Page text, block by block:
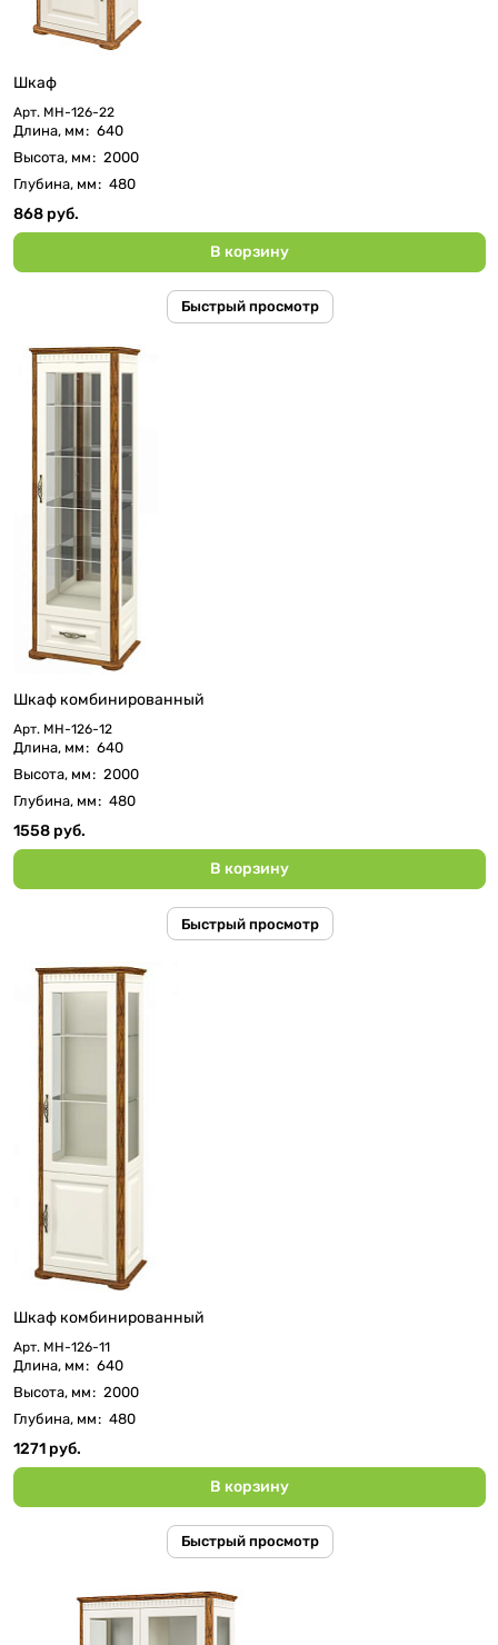
Шкаф
Арт. МН-126-22
Длина, мм: 640
Высота, мм: 2000
Глубина, мм: 480
868 руб.
В корзину
Быстрый просмотр
Шкаф комбинированный
Арт. МН-126-12
Длина, мм: 640
Высота, мм: 2000
Глубина, мм: 480
1558 руб.
В корзину
Быстрый просмотр
Шкаф комбинированный
Арт. МН-126-11
Длина, мм: 640
Высота, мм: 2000
Глубина, мм: 480
1271 руб.
В корзину
Быстрый просмотр